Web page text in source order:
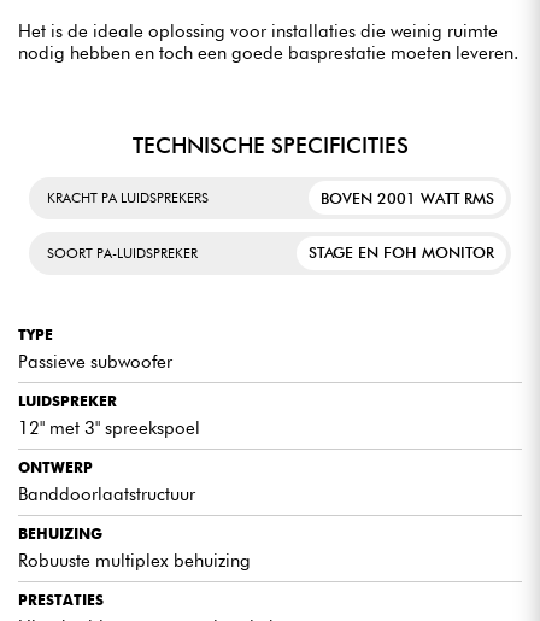
Het is de ideale oplossing voor installaties die weinig ruimte
nodig hebben en toch een goede basprestatie moeten leveren.
TECHNISCHE SPECIFICITIES
KRACHT PA LUIDSPREKERS BOVEN 2001 WATT RMS
SOORT PA-LUIDSPREKER STAGE EN FOH MONITOR
TYPE
Passieve subwoofer
LUIDSPREKER
12" met 3" spreekspoel
ONTWERP
Banddoorlaatstructuur
BEHUIZING
Robuuste multiplex behuizing
PRESTATIES